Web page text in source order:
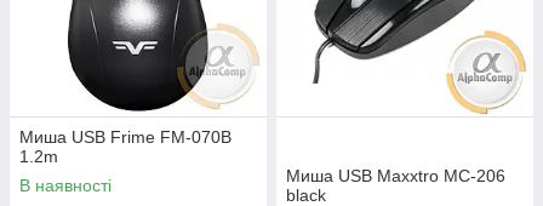
Миша USB Frime FM-070B
1.2m
В наявності
Миша USB Maxxtro MC-206
black